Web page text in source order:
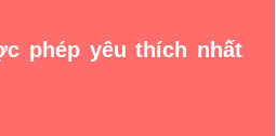
phép yêu thích nhất